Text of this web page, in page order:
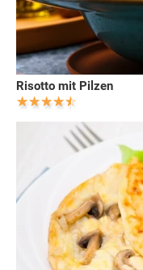
Risotto mit Pilzen